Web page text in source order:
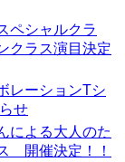
ペシャルクラ
クラス演目決定
レーションTシ
せ
による大人のた
開催決定！！